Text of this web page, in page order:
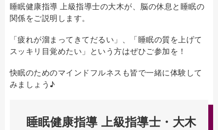
睡眠健康指導 上級指導士の大木が、脳の休息と睡眠の
関係をご説明します。
「疲れが溜まってきてだるい」、「睡眠の質を上げて
スッキリ目覚めたい」という方はぜひご参加を！
快眠のためのマインドフルネスも皆で一緒に体験して
みましょう♪
睡眠健康指導 上級指導士・大木